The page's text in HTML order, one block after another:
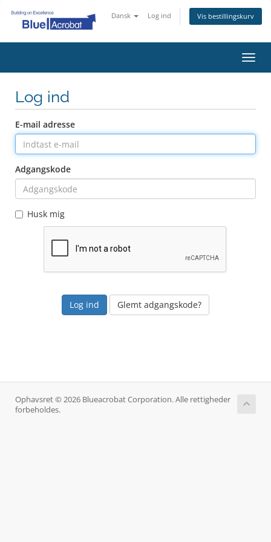
Dansk Log ind Vis bestillingskurv
Skift
Log ind
E-mail adresse
Adgangskode
Husk mig
Glemt adgangskode?
Ophavsret © 2026 Blueacrobat Corporation. Alle rettigheder
forbeholdes.